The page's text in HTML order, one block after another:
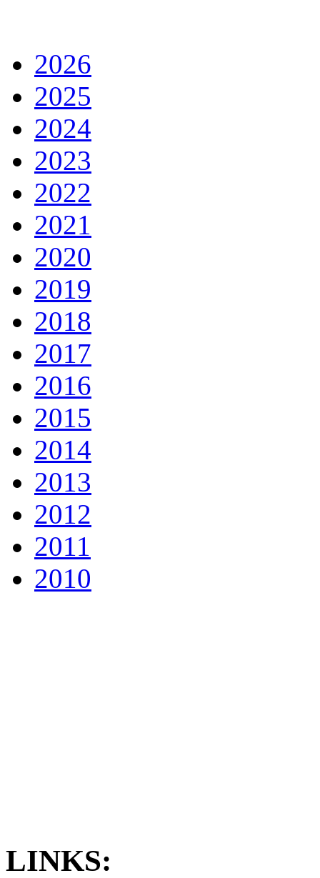
2026
2025
2024
2023
2022
2021
2020
2019
2018
2017
2016
2015
2014
2013
2012
2011
2010
LINKS: